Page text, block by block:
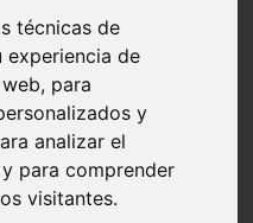
técnicas de
experiencia de
para
y
analizar el
para comprender
visitantes.
en Español】